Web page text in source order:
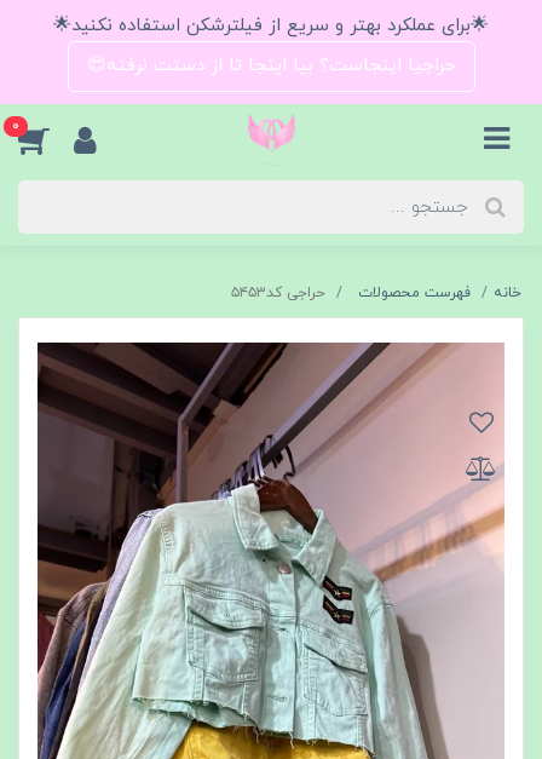
🌟برای عملکرد بهتر و سریع از فیلترشکن استفاده نکنید🌟
حراجیا اینجاست؟ بیا اینجا تا از دستت نرفته😍
0
خانه فهرست محصولات حراجی کد۵۴۵۳